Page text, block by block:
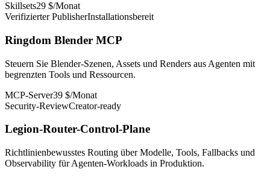
Skillsets29 $/Monat
Verifizierter PublisherInstallationsbereit
Ringdom Blender MCP
Steuern Sie Blender-Szenen, Assets und Renders aus Agenten mit
begrenzten Tools und Ressourcen.
MCP-Server39 $/Monat
Security-ReviewCreator-ready
Legion-Router-Control-Plane
Richtlinienbewusstes Routing über Modelle, Tools, Fallbacks und
Observability für Agenten-Workloads in Produktion.